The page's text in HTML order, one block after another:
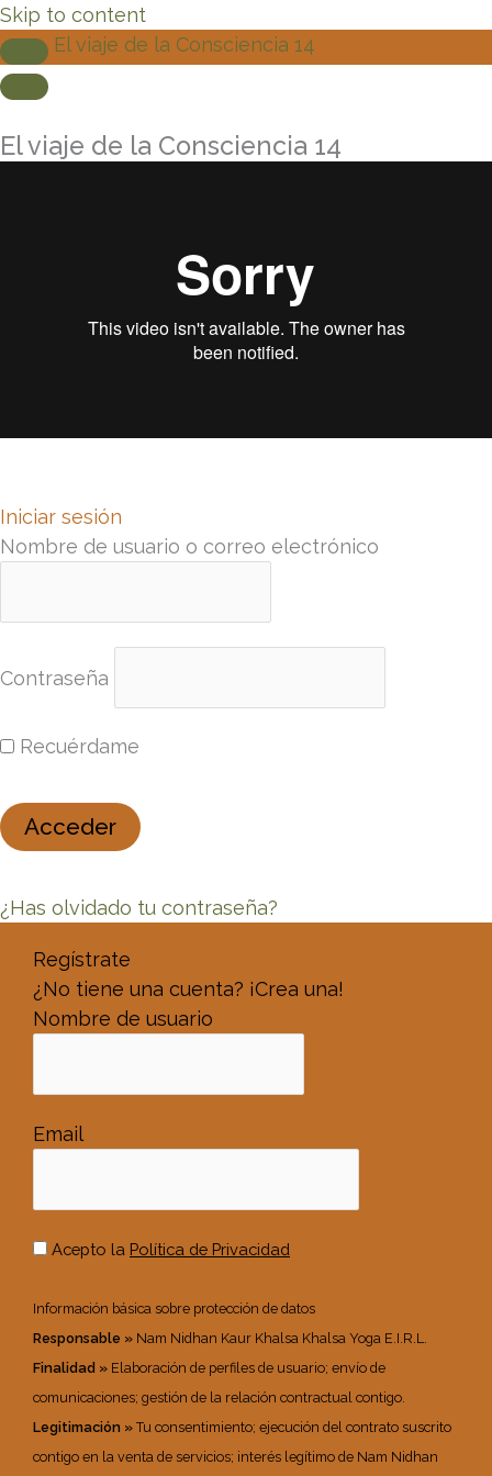
Skip to content
El viaje de la Consciencia 14
El viaje de la Consciencia 14
Iniciar sesión
Nombre de usuario o correo electrónico
Contraseña
Recuérdame
¿Has olvidado tu contraseña?
Regístrate
¿No tiene una cuenta? ¡Crea una!
Nombre de usuario
Email
Acepto la Política de Privacidad
Información básica sobre protección de datos
Responsable » Nam Nidhan Kaur Khalsa Khalsa Yoga E.I.R.L.
Finalidad » Elaboración de perfiles de usuario; envío de
comunicaciones; gestión de la relación contractual contigo.
Legitimación » Tu consentimiento; ejecución del contrato suscrito
contigo en la venta de servicios; interés legítimo de Nam Nidhan